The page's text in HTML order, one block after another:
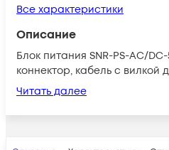
Все характеристики
Описание
Блок питания SNR-PS-AC/DC-
коннектор, кабель с вилкой
Читать далее